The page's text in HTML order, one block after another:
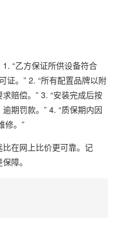
“乙方保证所供设备符合
证。” 2. “所有配置品牌以附
赔偿。” 3. “安装完成后按
期罚款。” 4. “质保期内因
修。”
在网上比价更可靠。记
障。